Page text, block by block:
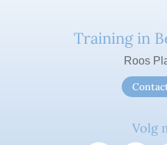
Training in
Roos
Volg